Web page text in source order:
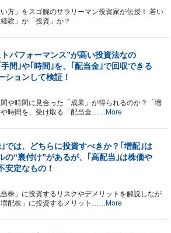
方」をスゴ腕のサラリーマン投資家が伝授！ 若い
験」か「投資」か？
トパフォーマンス”が高い投資法なの
間｣や｢時間｣を、｢配当金｣で回収できる
ションして検証！
や時間に見合った「成果」が得られるのか？「増
や時間を、受け取る「配当金…… More
｣では、どちらに投資すべきか？｢増配｣は
の“裏付け”があるが、｢高配当｣は株価や
安定なもの！
株」に投資するリスクやデメリットを解説しなが
増配株」に投資するメリット…… More